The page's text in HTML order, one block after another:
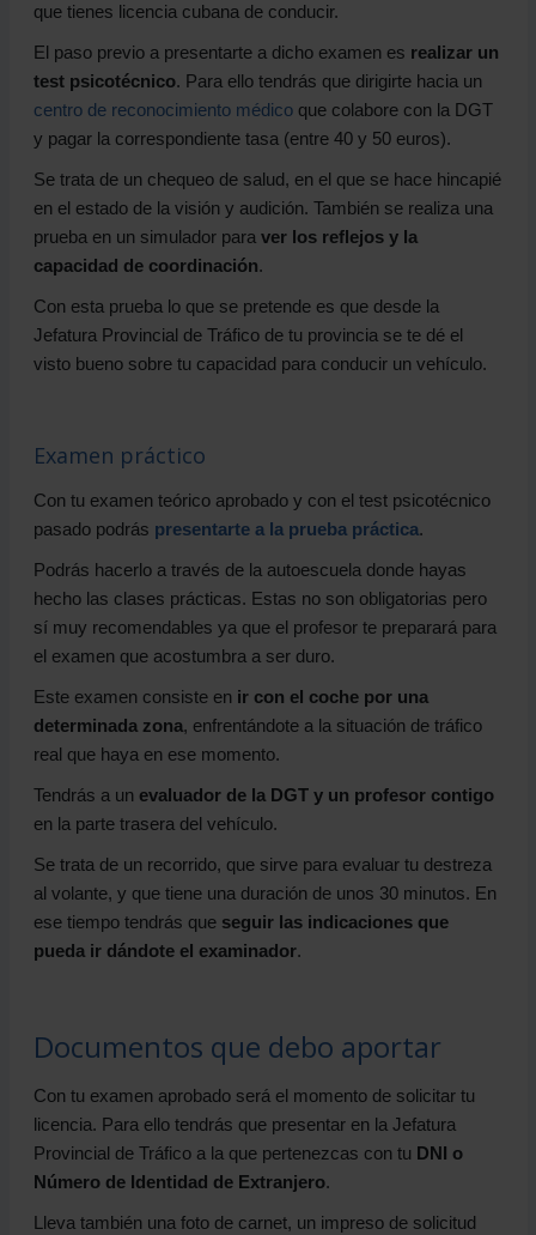
que tienes licencia cubana de conducir.
El paso previo a presentarte a dicho examen es realizar un
test psicotécnico. Para ello tendrás que dirigirte hacia un
centro de reconocimiento médicoque colabore con la DGT
y pagar la correspondiente tasa (entre 40 y 50 euros).
Se trata de un chequeo de salud, en el que se hace hincapié
en el estado de la visión y audición. También se realiza una
prueba en un simulador para ver los reflejos y la
capacidad de coordinación.
Con esta prueba lo que se pretende es que desde la
Jefatura Provincial de Tráfico de tu provincia se te dé el
visto bueno sobre tu capacidad para conducir un vehículo.
Examen práctico
Con tu examen teórico aprobado y con el test psicotécnico
pasado podrás presentarte a la prueba práctica.
Podrás hacerlo a través de la autoescuela donde hayas
hecho las clases prácticas. Estas no son obligatorias pero
sí muy recomendables ya que el profesor te preparará para
el examen que acostumbra a ser duro.
Este examen consiste en ir con el coche por una
determinada zona, enfrentándote a la situación de tráfico
real que haya en ese momento.
Tendrás a un evaluador de la DGT y un profesor contigo
en la parte trasera del vehículo.
Se trata de un recorrido, que sirve para evaluar tu destreza
al volante, y que tiene una duración de unos 30 minutos. En
ese tiempo tendrás queseguir las indicaciones que
pueda ir dándote el examinador.
Documentos que debo aportar
Con tu examen aprobado será el momento de solicitar tu
licencia. Para ello tendrás que presentar en la Jefatura
Provincial de Tráfico a la que pertenezcas con tu DNI o
Número de Identidad de Extranjero.
Lleva también una foto de carnet, un impreso de solicitud